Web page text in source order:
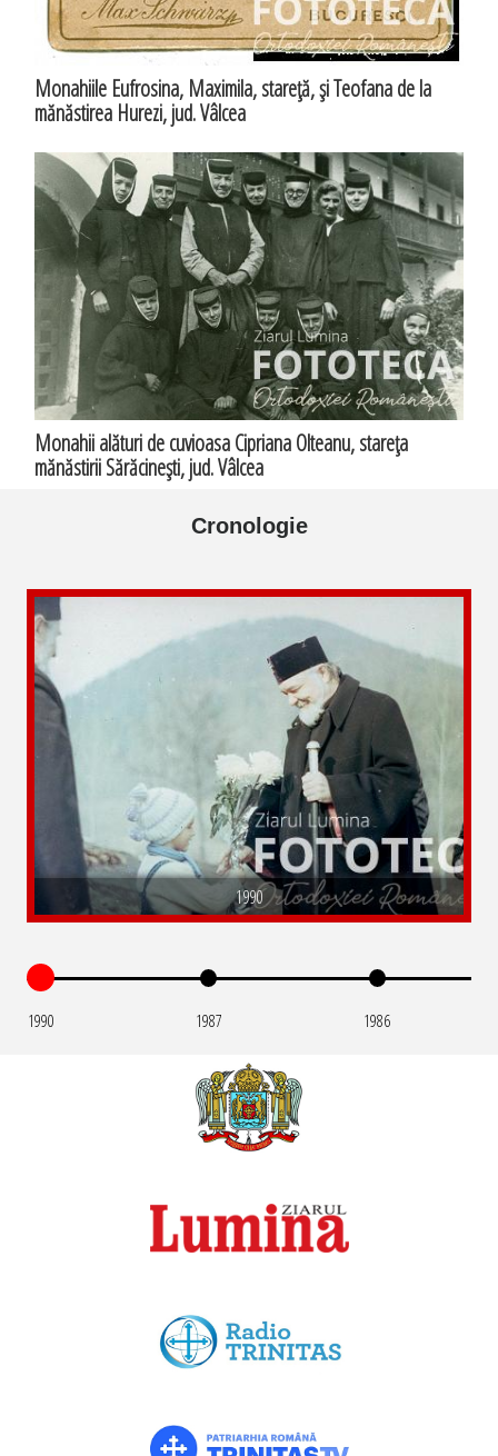
Monahiile Eufrosina, Maximila, stareţă, şi Teofana de la
mănăstirea Hurezi, jud. Vâlcea
Monahii alături de cuvioasa Cipriana Olteanu, stareţa
mănăstirii Sărăcineşti, jud. Vâlcea
Cronologie
1990
1990 1987 1986